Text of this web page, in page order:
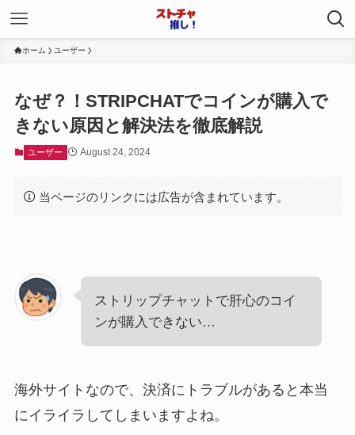
ホーム ユーザー
なぜ？！STRIPCHATでコインが購入で
きない原因と解決法を徹底解説
ユーザー August 24, 2024
当ページのリンクには広告が含まれています。
ストリップチャットで肝心のコイ
ンが購入できない…
海外サイトなので、決済にトラブルがあると本当
にイライラしてしまいますよね。